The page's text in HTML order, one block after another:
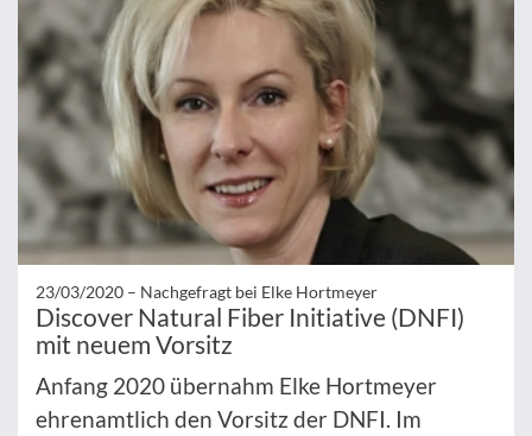
23/03/2020 – Nachgefragt bei Elke Hortmeyer
Discover Natural Fiber Initiative (DNFI)
mit neuem Vorsitz
Anfang 2020 übernahm Elke Hortmeyer
ehrenamtlich den Vorsitz der DNFI. Im